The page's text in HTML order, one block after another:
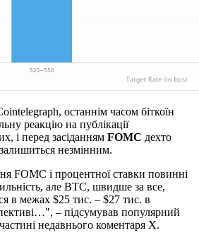
останнім часом біткоїн
реакцію на публікації
і перед засіданням FOMC дехто
незмінним.
FOMC і процентної ставки повинні
але BTC, швидше за все,
в межах $25 тис. – $27 тис. в
– підсумував популярний
недавнього коментаря X.